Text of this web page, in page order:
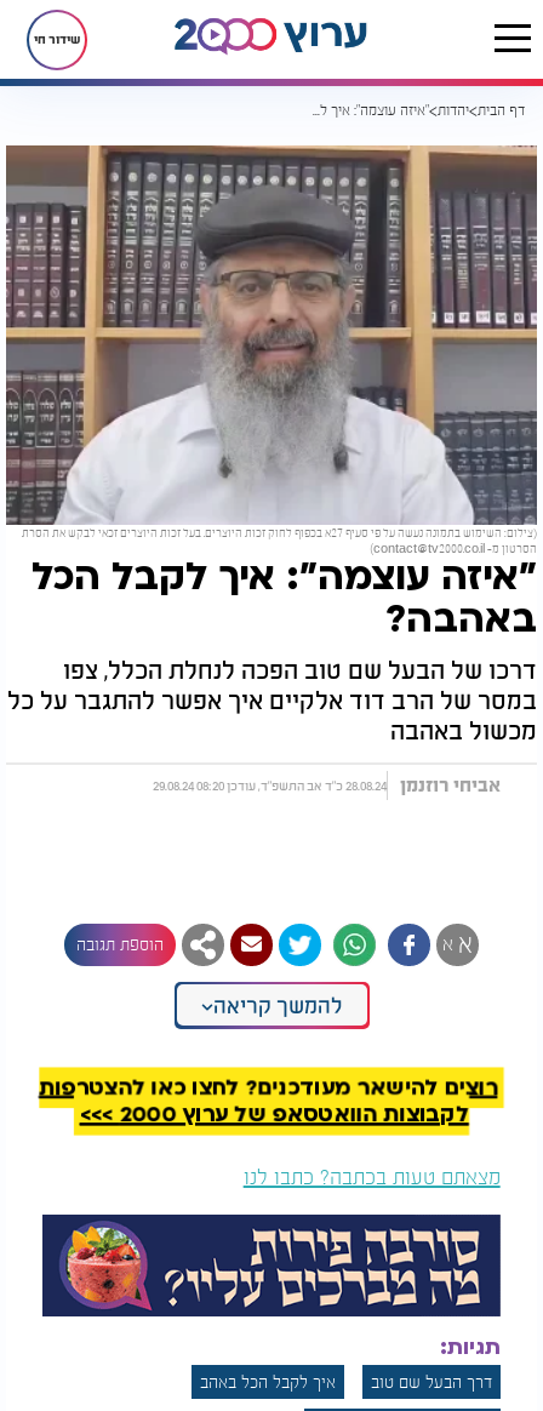
שידור חי
דף הבית יהדות "איזה עוצמה": איך לקבל הכל באהבה?
(צילום: השימוש בתמונה נעשה על פי סעיף 27א בכפוף לחוק זכות היוצרים. בעל זכות היוצרים זכאי לבקש את הסרת
הסרטון מ-contact@tv2000.co.il
)
"איזה עוצמה": איך לקבל הכל
באהבה?
דרכו של הבעל שם טוב הפכה לנחלת הכלל, צפו
במסר של הרב דוד אלקיים איך אפשר להתגבר על כל
מכשול באהבה
אביחי רוזנמן 28.08.24 כ"ד אב התשפ"ד, עודכן 08:20 29.08.24
א א הוספת תגובה
להמשך קריאה
רוצים להישאר מעודכנים? לחצו כאן להצטרפות
לקבוצות הוואטסאפ של ערוץ 2000 >>>
מצאתם טעות בכתבה? כתבו לנו
תגיות:
דרך הבעל שם טוב
איך לקבל הכל באהב